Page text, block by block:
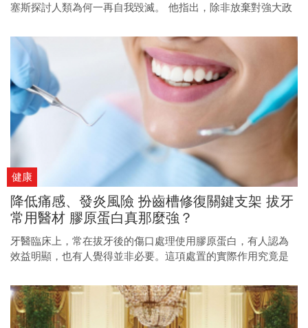
塞斯探討人類為何一再自我毀滅。 他指出，除非放棄對強大政
健康
降低痛感、發炎風險 扮齒槽修復關鍵支架 拔牙
常用醫材 膠原蛋白真那麼強？
牙醫臨床上，常在拔牙後的傷口處理使用膠原蛋白，有人認為
效益明顯，也有人覺得並非必要。這項處置的實際作用究竟是